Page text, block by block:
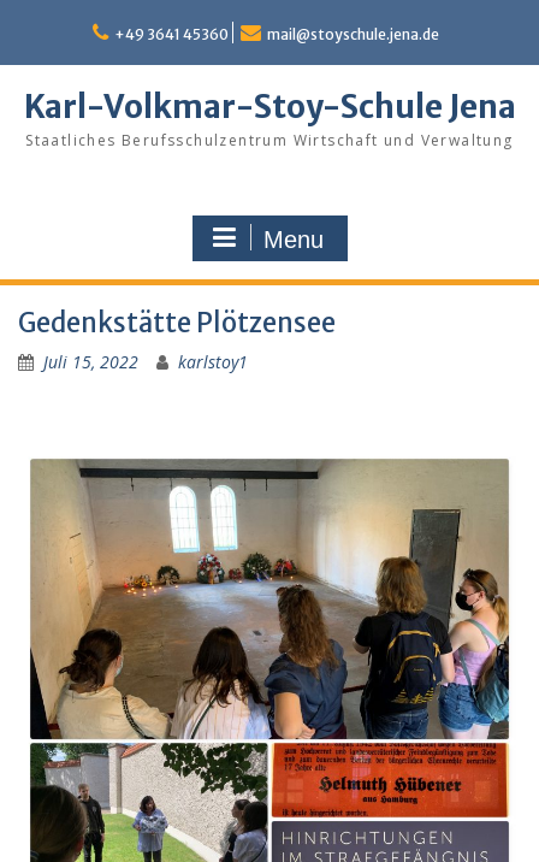
content
+49 3641 45360 mail@stoyschule.jena.de
Karl-Volkmar-Stoy-Schule Jena
Staatliches Berufsschulzentrum Wirtschaft und Verwaltung
Menu
Gedenkstätte Plötzensee
Juli 15, 2022 karlstoy1